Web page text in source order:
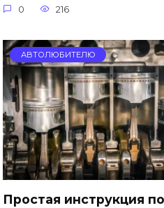
0 216
АВТОЛЮБИТЕЛЮ
Простая инструкция по